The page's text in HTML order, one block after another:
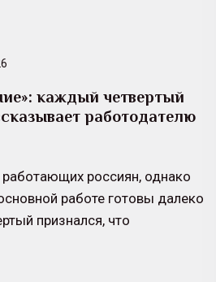
каждый четвертый
работодателю
россиян, однако
работе готовы далеко
признался, что